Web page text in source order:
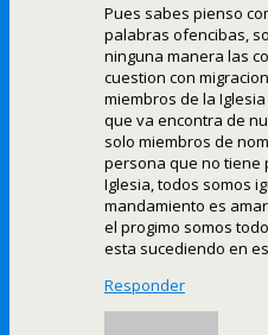
Pues sabes pienso
palabras ofencibas,
ninguna manera las
cuestion con
miembros de la
que va encontra de
solo miembros de
persona que no tiene
Iglesia, todos somos
mandamiento es
el progimo somos
esta sucediendo en
Responder